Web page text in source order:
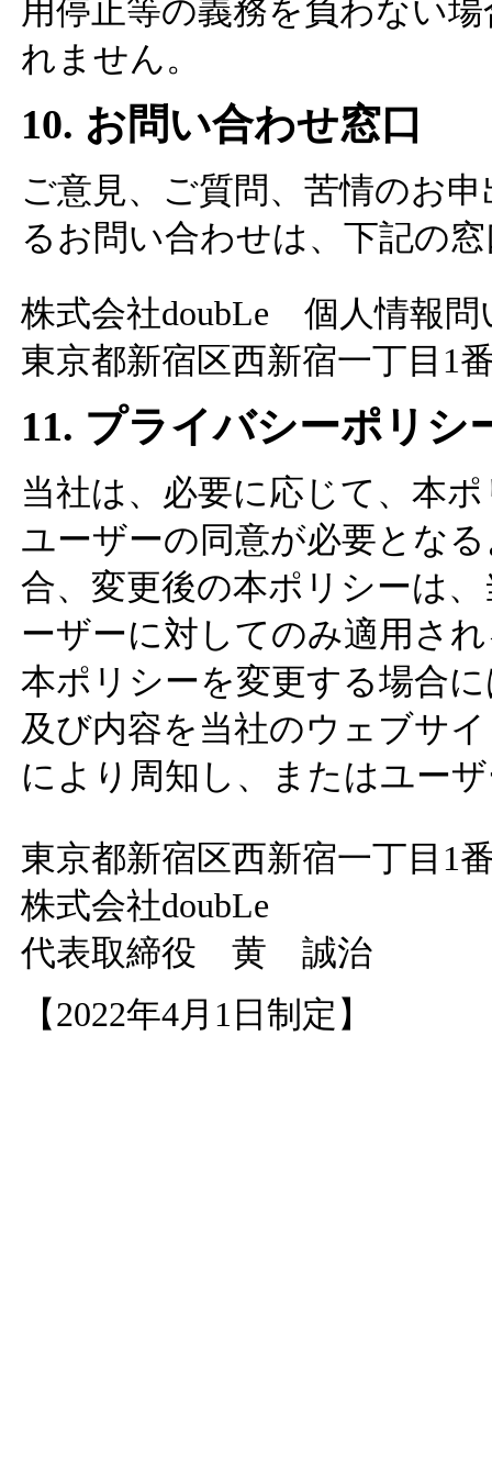
用停止等の義務を負わない
れません。
10. お問い合わせ窓口
ご意見、ご質問、苦情のお
るお問い合わせは、下記の
株式会社doubLe 個人情報問
東京都新宿区西新宿一丁目1
11. プライバシーポリシ
当社は、必要に応じて、本
ユーザーの同意が必要とな
合、変更後の本ポリシーは
ーザーに対してのみ適用さ
本ポリシーを変更する場合
及び内容を当社のウェブサ
により周知し、またはユー
東京都新宿区西新宿一丁目1
株式会社doubLe
代表取締役 黄 誠治
【2022年4月1日制定】